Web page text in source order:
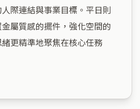
際連結與事業目標。平日則
屬質感的擺件，強化空間的
更精準地聚焦在核心任務